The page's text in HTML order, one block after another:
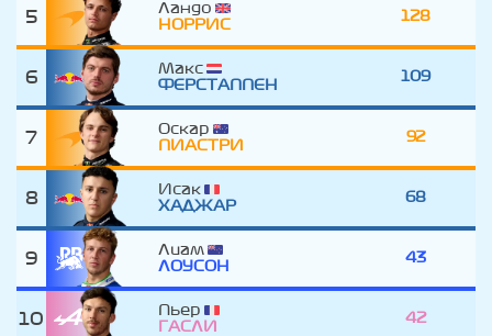
5
Ландо
НОРРИС
128
6
Макс
ФЕРСТАППЕН
109
7
Оскар
ПИАСТРИ
92
8
Исак
ХАДЖАР
68
9
Лиам
ЛОУСОН
43
10
Пьер
ГАСЛИ
42